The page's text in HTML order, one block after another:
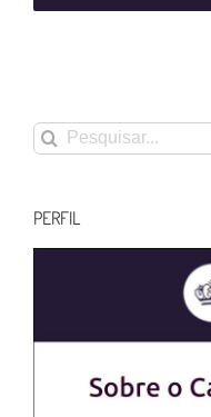
Buscar
resultados
PERFIL